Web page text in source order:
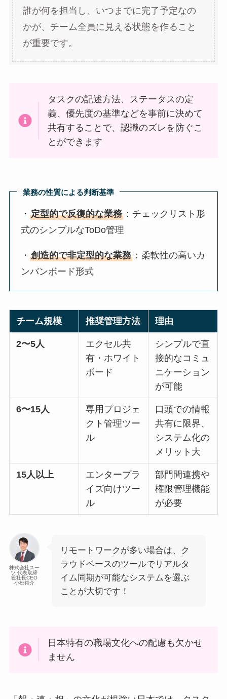
誰が何を担当し、いつまでに完了予定なの
かが、チーム全員に見える状態を作ること
が重要です。
タスクの記述方法、ステータスの定
義、優先度の基準などを事前に決めて
共有することで、認識のズレを防ぐこ
とができます
業務の性質による判断基準
・定型的で反復的な業務 ：チェックリスト形
式のシンプルなToDo管理
・創造的で非定型的な業務 ：柔軟性の高いカ
ンバンボード形式
チーム規模 推奨管理方法 理由
2〜5人
エクセル共
有・ホワイト
ボード
シンプルで直
接的なコミュ
ニケーション
が可能
6〜15人
専用プロジェ
クト管理ツー
ル
口頭での情報
共有に限界、
システム化の
メリット大
15人以上
エンタープラ
イズ向けツー
ル
部門間連携や
権限管理機能
が必要
株式会社スー
ツ 代表取締
役社長CEO
小松裕介
リモートワークが多い場合は、ク
ラウドベースのツールでリアルタ
イム同期が可能なシステムを選ぶ
ことが大切です！
日本特有の職場文化への配慮も欠かせ
ません